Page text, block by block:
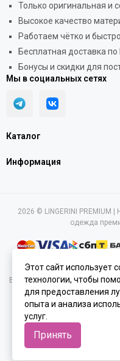
Каталог
Информация
Только оригинальная и
Высокое качество
Работаем чётко и быстро
Бесплатная доставка по
Бонусы и скидки для
Мы в социальных сетях
2026 © LINGERINI PREMIUM
одежда
Вся представленная на сайте
стоимости товаров и услуг,
каких условиях не
положениями Статьи
Этот сайт использует
технологии, чтобы
для предоставления
опыта и анализа
услуг.
Принять